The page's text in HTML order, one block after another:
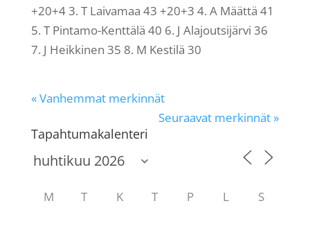
+20+4 3. T Laivamaa 43 +20+3 4. A Määttä 41
5. T Pintamo-Kenttälä 40 6. J Alajoutsijärvi 36
7. J Heikkinen 35 8. M Kestilä 30
« Vanhemmat merkinnät
Seuraavat merkinnät »
Tapahtumakalenteri
M T K T P L S